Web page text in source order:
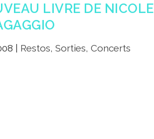
LIVRE DE NICOLE
Restos, Sorties, Concerts